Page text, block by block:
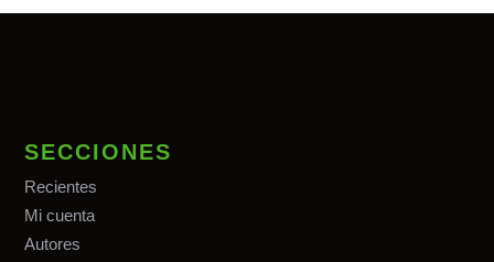
SECCIONES
Recientes
Mi cuenta
Autores